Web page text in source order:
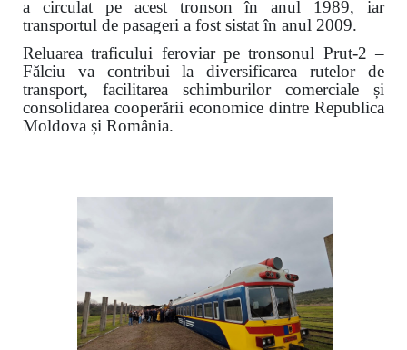
a circulat pe acest tronson în anul 1989, iar
transportul de pasageri a fost sistat în anul 2009.
Reluarea traficului feroviar pe tronsonul Prut-2 –
Fălciu va contribui la diversificarea rutelor de
transport, facilitarea schimburilor comerciale și
consolidarea cooperării economice dintre Republica
Moldova și România.